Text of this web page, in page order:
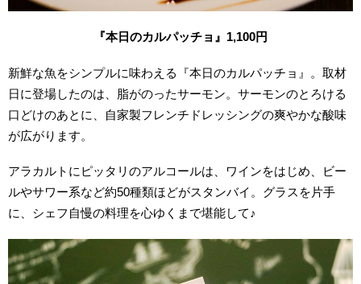
『本日のカルパッチョ』1,100円
新鮮な魚をシンプルに味わえる『本日のカルパッチョ』。取材
日に登場したのは、脂がのったサーモン。サーモンのとろける
口どけのあとに、自家製フレンチドレッシングの爽やかな酸味
が広がります。
アラカルトにピッタリのアルコールは、ワインをはじめ、ビー
ルやサワー系など約50種類ほどがスタンバイ。グラスを片手
に、シェフ自慢の料理を心ゆくまで堪能して♪